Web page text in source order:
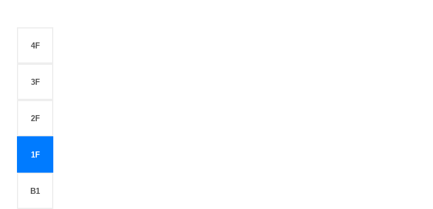
4F
3F
2F
1F
B1